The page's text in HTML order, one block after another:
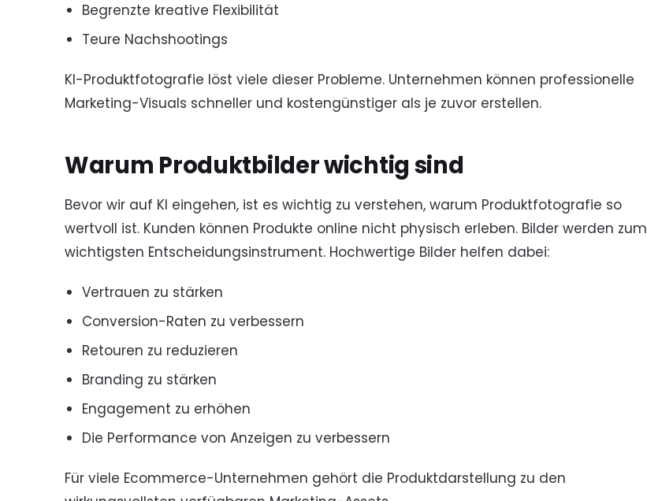
Begrenzte kreative Flexibilität
Teure Nachshootings
KI-Produktfotografie löst viele dieser Probleme. Unternehmen können professionelle
Marketing-Visuals schneller und kostengünstiger als je zuvor erstellen.
Warum Produktbilder wichtig sind
Bevor wir auf KI eingehen, ist es wichtig zu verstehen, warum Produktfotografie so
wertvoll ist. Kunden können Produkte online nicht physisch erleben. Bilder werden zum
wichtigsten Entscheidungsinstrument. Hochwertige Bilder helfen dabei:
Vertrauen zu stärken
Conversion-Raten zu verbessern
Retouren zu reduzieren
Branding zu stärken
Engagement zu erhöhen
Die Performance von Anzeigen zu verbessern
Für viele Ecommerce-Unternehmen gehört die Produktdarstellung zu den